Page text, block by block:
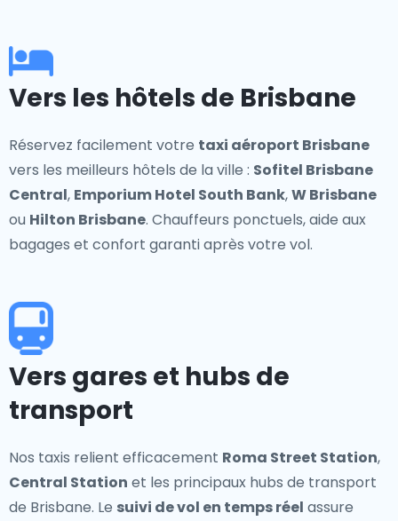
Vers les hôtels de Brisbane
Réservez facilement votre taxi aéroport Brisbane
vers les meilleurs hôtels de la ville : Sofitel Brisbane
Central, Emporium Hotel South Bank,W Brisbane
ou Hilton Brisbane. Chauffeurs ponctuels, aide aux
bagages et confort garanti après votre vol.
Vers gares et hubs de
transport
Nos taxis relient efficacement Roma Street Station,
Central Station et les principaux hubs de transport
de Brisbane. Le suivi de vol en temps réel assure